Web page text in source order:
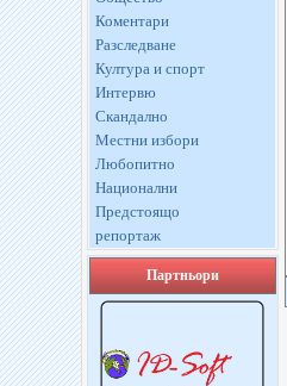
Коментари
Разследване
Култура и спорт
Интервю
Скандално
Местни избори
Любопитно
Национални
Предстоящо
репортаж
Партньори